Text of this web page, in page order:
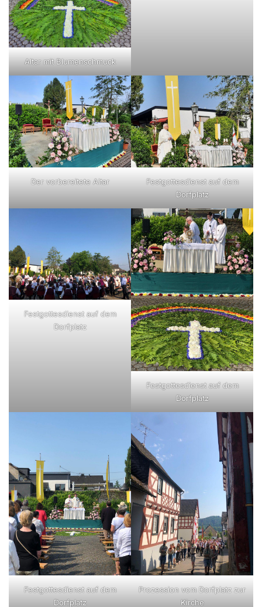
Altar mit Blumenschmuck
Der vorbereitete Altar
Festgottesdienst auf dem
Dorfplatz
Festgottesdienst auf dem
Dorfplatz
Festgottesdienst auf dem
Dorfplatz
Festgottesdienst auf dem
Dorfplatz
Prozession vom Dorfplatz zur
Kirche